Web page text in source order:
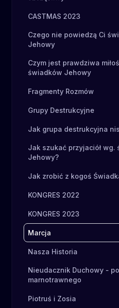
CASTMAS 2023
Czego nie powiedzą Ci
Jehowy
Czym jest prawdziwa
świadków Jehowy
Fragmenty Rozmów
Grupy Destrukcyjne
Jak grupa destrukcyjna
Jak szukać przyjaciół wg.
Jehowy?
Jak zrobić z kogoś
KONGRES 2022
KONGRES 2023
Marcja
Nasza Historia
Nieudacznik Duchowy -
marnotrawnego
Piotruś i Zosia